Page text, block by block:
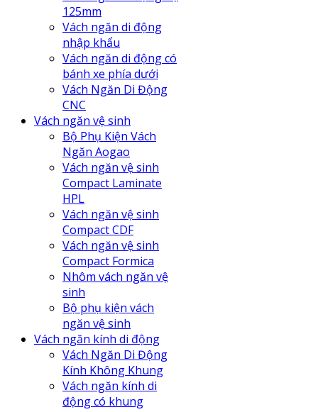
125mm
Vách ngăn di động
nhập khẩu
Vách ngăn di động có
bánh xe phía dưới
Vách Ngăn Di Động
CNC
Vách ngăn vệ sinh
Bộ Phụ Kiện Vách
Ngăn Aogao
Vách ngăn vệ sinh
Compact Laminate
HPL
Vách ngăn vệ sinh
Compact CDF
Vách ngăn vệ sinh
Compact Formica
Nhôm vách ngăn vệ
sinh
Bộ phụ kiện vách
ngăn vệ sinh
Vách ngăn kính di động
Vách Ngăn Di Động
Kính Không Khung
Vách ngăn kính di
động có khung